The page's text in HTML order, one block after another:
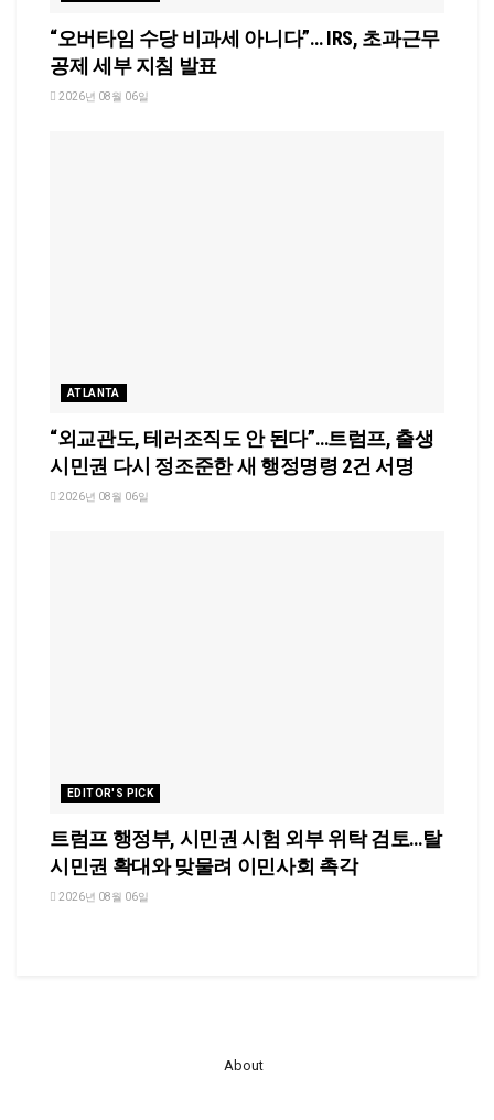
“오버타임 수당 비과세 아니다”… IRS, 초과근무
공제 세부 지침 발표
2026년 08월 06일
ATLANTA
“외교관도, 테러조직도 안 된다”…트럼프, 출생
시민권 다시 정조준한 새 행정명령 2건 서명
2026년 08월 06일
EDITOR'S PICK
트럼프 행정부, 시민권 시험 외부 위탁 검토…탈
시민권 확대와 맞물려 이민사회 촉각
2026년 08월 06일
About